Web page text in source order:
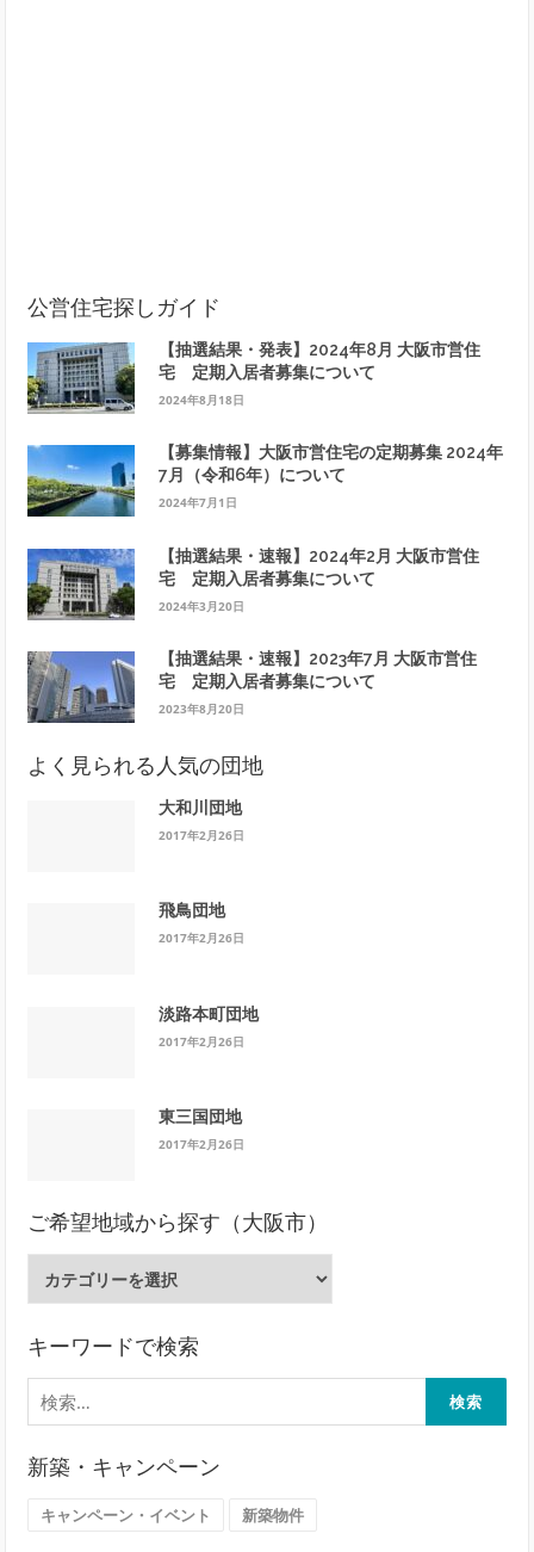
公営住宅探しガイド
【抽選結果・発表】2024年8月 大阪市営住
宅 定期入居者募集について
2024年8月18日
【募集情報】大阪市営住宅の定期募集 2024年
7月（令和6年）について
2024年7月1日
【抽選結果・速報】2024年2月 大阪市営住
宅 定期入居者募集について
2024年3月20日
【抽選結果・速報】2023年7月 大阪市営住
宅 定期入居者募集について
2023年8月20日
よく見られる人気の団地
大和川団地
2017年2月26日
飛鳥団地
2017年2月26日
淡路本町団地
2017年2月26日
東三国団地
2017年2月26日
ご希望地域から探す（大阪市）
地
か
ら
す
キーワードで検索
検
索:
新築・キャンペーン
キャンペーン・イベント 新築物件